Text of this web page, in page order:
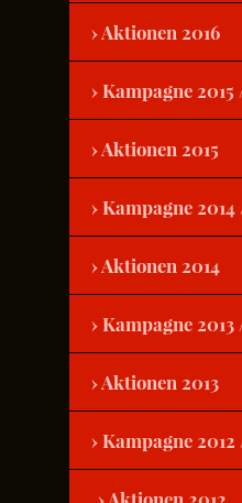
Aktionen 2016
Kampagne 2015
Aktionen 2015
Kampagne 2014
Aktionen 2014
Kampagne 2013
Aktionen 2013
Kampagne 2012
Aktionen 2012